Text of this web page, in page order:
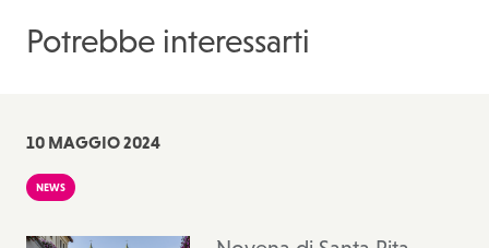
Potrebbe interessarti
10 MAGGIO 2024
NEWS